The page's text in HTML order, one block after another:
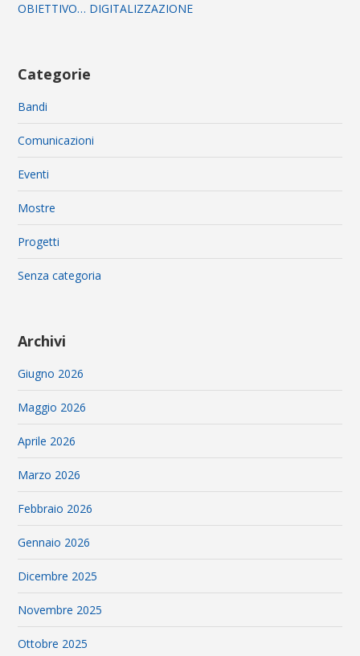
OBIETTIVO… DIGITALIZZAZIONE
Categorie
Bandi
Comunicazioni
Eventi
Mostre
Progetti
Senza categoria
Archivi
Giugno 2026
Maggio 2026
Aprile 2026
Marzo 2026
Febbraio 2026
Gennaio 2026
Dicembre 2025
Novembre 2025
Ottobre 2025